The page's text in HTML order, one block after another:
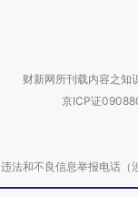
财新网所刊载内容之知
京ICP证
违法和不良信息举报电话